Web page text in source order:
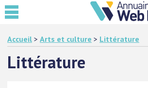
Accueil > Arts et culture > Littérature
Littérature